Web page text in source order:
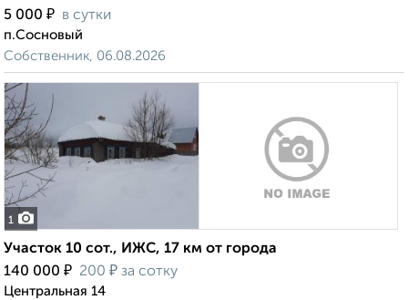
5 000 ₽ в сутки
п.Сосновый
Собственник, 06.08.2026
1
Участок 10 сот., ИЖС, 17 км от города
140 000 ₽ 200 ₽ за сотку
Центральная 14